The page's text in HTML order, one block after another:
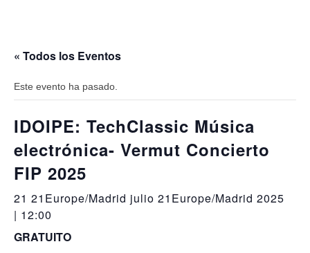
« Todos los Eventos
Este evento ha pasado.
IDOIPE: TechClassic Música
electrónica- Vermut Concierto
FIP 2025
21 21Europe/Madrid julio 21Europe/Madrid 2025
| 12:00
GRATUITO